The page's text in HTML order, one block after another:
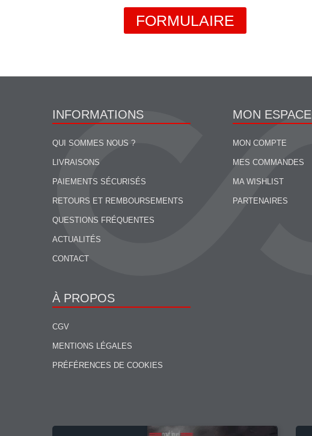
FORMULAIRE
INFORMATIONS
QUI SOMMES NOUS ?
LIVRAISONS
PAIEMENTS SÉCURISÉS
RETOURS ET REMBOURSEMENTS
QUESTIONS FRÉQUENTES
ACTUALITÉS
CONTACT
À PROPOS
CGV
MENTIONS LÉGALES
PRÉFÉRENCES DE COOKIES
MON ESPACE
MON COMPTE
MES COMMANDES
MA WISHLIST
PARTENAIRES